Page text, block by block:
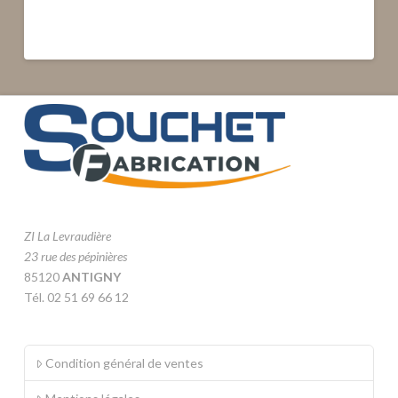
ZI La Levraudière
23 rue des pépinières
85120ANTIGNY
Tél. 02 51 69 66 12
Condition général de ventes